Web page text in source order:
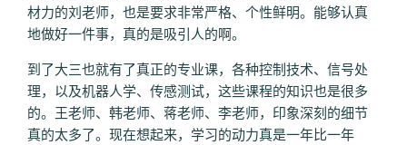
材力的刘老师，也是要求非常严格、个性鲜明。能够认真
地做好一件事，真的是吸引人的啊。
到了大三也就有了真正的专业课，各种控制技术、信号处
理，以及机器人学、传感测试，这些课程的知识也是很多
的。王老师、韩老师、蒋老师、李老师，印象深刻的细节
真的太多了。现在想起来，学习的动力真是一年比一年